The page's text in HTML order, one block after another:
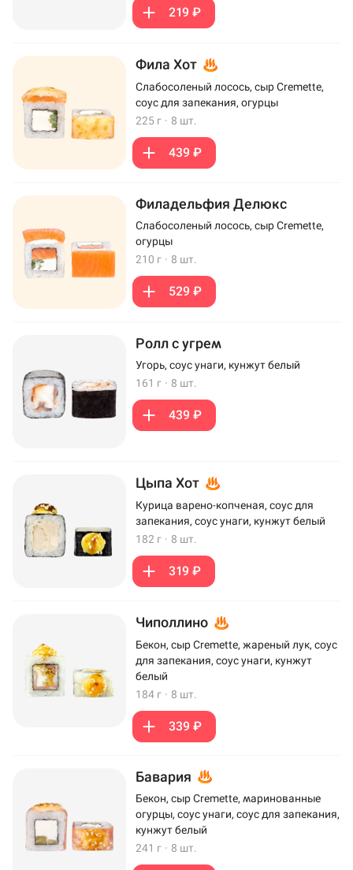
219 ₽
Фила Хот
Слабосоленый лосось, сыр Cremette,
соус для запекания, огурцы
225 г · 8 шт.
439 ₽
Филадельфия Делюкс
Слабосоленый лосось, сыр Cremette,
огурцы
210 г · 8 шт.
529 ₽
Ролл с угрем
Угорь, соус унаги, кунжут белый
161 г · 8 шт.
439 ₽
Цыпа Хот
Курица варено-копченая, соус для
запекания, соус унаги, кунжут белый
182 г · 8 шт.
319 ₽
Чиполлино
Бекон, сыр Cremette, жареный лук, соус
для запекания, соус унаги, кунжут
белый
184 г · 8 шт.
339 ₽
Бавария
Бекон, сыр Cremette, маринованные
огурцы, соус унаги, соус для запекания,
кунжут белый
241 г · 8 шт.